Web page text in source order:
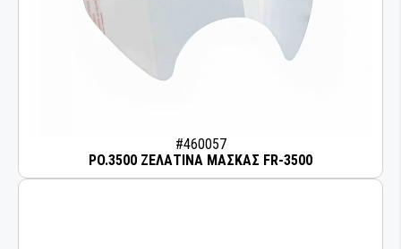
#460057
PO.3500 ΖΕΛΑΤΙΝΑ ΜΑΣΚΑΣ FR-3500